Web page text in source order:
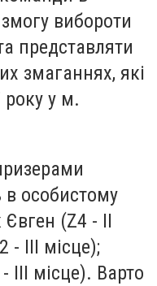
вибороти
представляти
змаганнях, які
року у м.
в особистому
(Z4 - ІІ
ІІІ місце);
місце). Варто